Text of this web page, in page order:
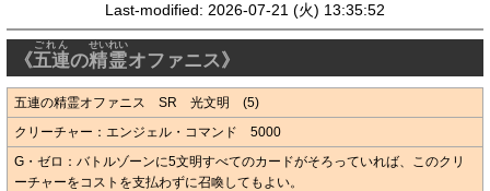
Last-modified: 2026-07-21 (火) 13:35:52
《五連
ごれん
の精霊
せいれい
オファニス》
五連の精霊オファニス SR 光文明 (5)
クリーチャー：エンジェル・コマンド 5000
G・ゼロ：バトルゾーンに5文明すべてのカードがそろっていれば、このクリ
ーチャーをコストを支払わずに召喚してもよい。